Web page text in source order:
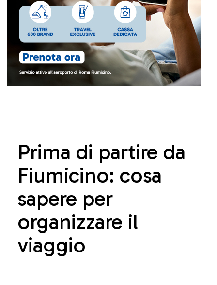
Prima di partire da
Fiumicino: cosa
sapere per
organizzare il
viaggio